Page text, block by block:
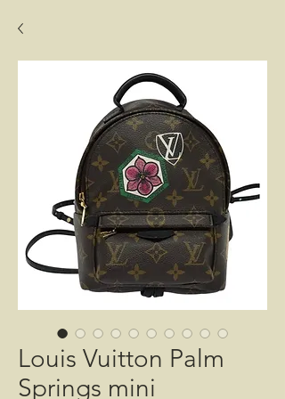
Louis Vuitton Palm
Springs mini